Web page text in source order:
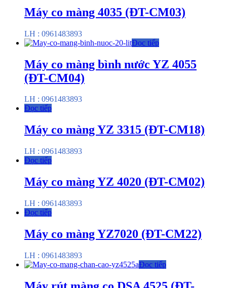
Máy co màng 4035 (ĐT-CM03)
LH : 0961483893
Đọc tiếp
Máy co màng bình nước YZ 4055
(ĐT-CM04)
LH : 0961483893
Đọc tiếp
Máy co màng YZ 3315 (ĐT-CM18)
LH : 0961483893
Đọc tiếp
Máy co màng YZ 4020 (ĐT-CM02)
LH : 0961483893
Đọc tiếp
Máy co màng YZ7020 (ĐT-CM22)
LH : 0961483893
Đọc tiếp